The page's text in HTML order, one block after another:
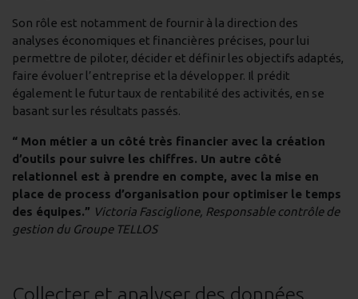
Son rôle est notamment de fournir à la direction des
analyses économiques et financières précises, pour lui
permettre de piloter, décider et définir les objectifs adaptés,
faire évoluer l’entreprise et la développer. Il prédit
également le futur taux de rentabilité des activités, en se
basant sur les résultats passés.
“ Mon métier a un côté très financier avec la création
d’outils pour suivre les chiffres. Un autre côté
relationnel est à prendre en compte, avec la mise en
place de process d’organisation pour optimiser le temps
des équipes.” Victoria Fasciglione, Responsable contrôle de
gestion du Groupe TELLOS
Collecter et analyser des données